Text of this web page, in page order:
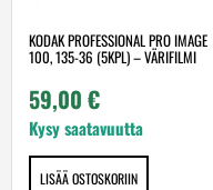
KODAK PROFESSIONAL PRO IMAGE
100, 135-36 (5KPL) – VÄRIFILMI
59,00 €
Kysy saatavuutta
LISÄÄ OSTOSKORIIN